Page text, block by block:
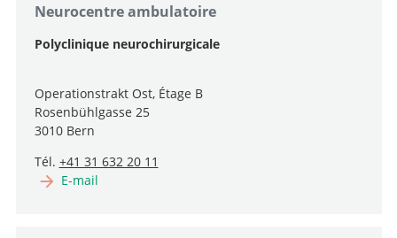
Neurocentre ambulatoire
Polyclinique neurochirurgicale
Operationstrakt Ost, Étage B
Rosenbühlgasse 25
3010 Bern
Tél. +41 31 632 20 11
E-mail